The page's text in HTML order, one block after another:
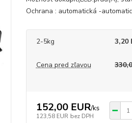
Ochrana : automatická -
2-5kg 3,20
Cena pred zľavou
152,00 EUR/ks
123,58 EUR bez DPH